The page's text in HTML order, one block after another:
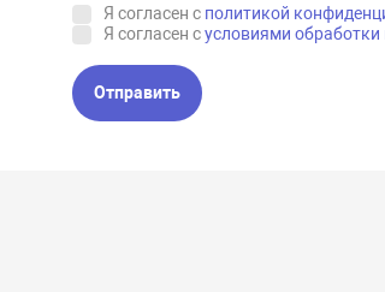
Я согласен с политикой
Я согласен сусловиями
Отправить